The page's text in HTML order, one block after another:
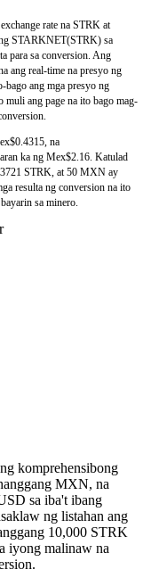
rate na STRK at
STARKNET(STRK) sa
para sa conversion. Ang
ang real-time na presyo ng
bago ang mga presyo ng
muli ang page na ito bago mag-
na
ka ng Mex$2.16. Katulad
STRK, at 50 MXN ay
resulta ng conversion na ito
sa minero.
komprehensibong
MXN, na
sa iba't ibang
ng listahan ang
10,000 STRK
iyong malinaw na